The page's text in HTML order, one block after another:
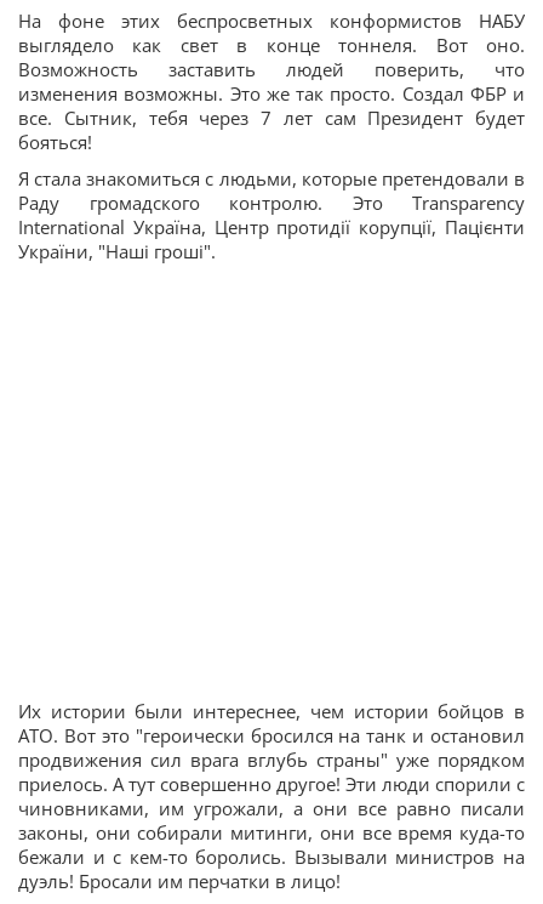
На фоне этих беспросветных конформистов НАБУ
выглядело как свет в конце тоннеля. Вот оно.
Возможность заставить людей поверить, что
изменения возможны. Это же так просто. Создал ФБР и
все. Сытник, тебя через 7 лет сам Президент будет
бояться!
Я стала знакомиться с людьми, которые претендовали в
Раду громадского контролю. Это Transparency
International Україна, Центр протидії корупції, Пацієнти
України, "Наші гроші".
Их истории были интереснее, чем истории бойцов в
АТО. Вот это "героически бросился на танк и остановил
продвижения сил врага вглубь страны" уже порядком
приелось. А тут совершенно другое! Эти люди спорили с
чиновниками, им угрожали, а они все равно писали
законы, они собирали митинги, они все время куда-то
бежали и с кем-то боролись. Вызывали министров на
дуэль! Бросали им перчатки в лицо!